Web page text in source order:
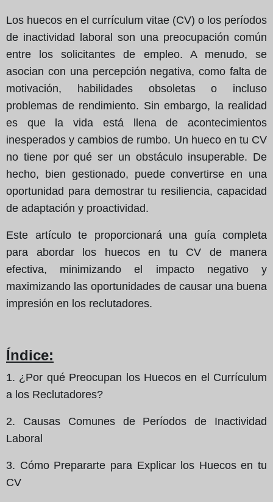
Los huecos en el currículum vitae (CV) o los períodos
de inactividad laboral son una preocupación común
entre los solicitantes de empleo. A menudo, se
asocian con una percepción negativa, como falta de
motivación, habilidades obsoletas o incluso
problemas de rendimiento. Sin embargo, la realidad
es que la vida está llena de acontecimientos
inesperados y cambios de rumbo. Un hueco en tu CV
no tiene por qué ser un obstáculo insuperable. De
hecho, bien gestionado, puede convertirse en una
oportunidad para demostrar tu resiliencia, capacidad
de adaptación y proactividad.
Este artículo te proporcionará una guía completa
para abordar los huecos en tu CV de manera
efectiva, minimizando el impacto negativo y
maximizando las oportunidades de causar una buena
impresión en los reclutadores.
Índice:
1. ¿Por qué Preocupan los Huecos en el Currículum
a los Reclutadores?
2. Causas Comunes de Períodos de Inactividad
Laboral
3. Cómo Prepararte para Explicar los Huecos en tu
CV